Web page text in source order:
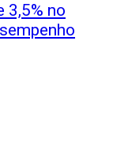
3,5% no